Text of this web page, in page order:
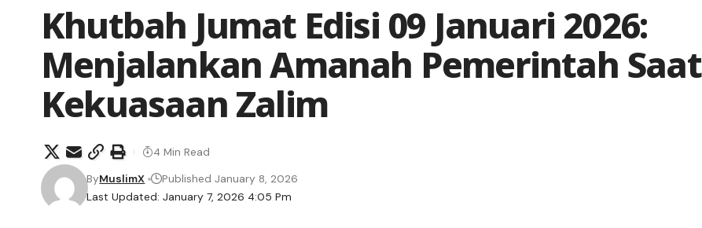
Khutbah Jumat Edisi 09 Januari 2026:
Menjalankan Amanah Pemerintah Saat
Kekuasaan Zalim
Last Updated: January 7, 2026 4:05 Pm
ByMuslimX Published January 8, 2026
4 Min Read